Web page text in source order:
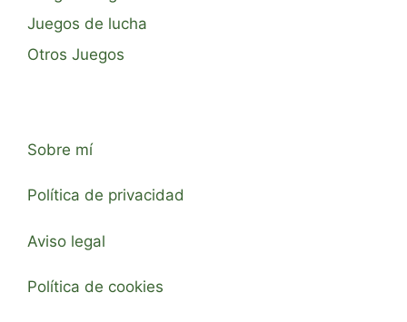
Juegos de lucha
Otros Juegos
Sobre mí
Política de privacidad
Aviso legal
Política de cookies